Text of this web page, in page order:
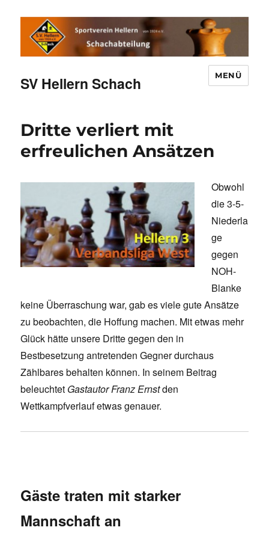
SV Hellern Schach MENÜ
Dritte verliert mit
erfreulichen Ansätzen
Obwohl
die 3-5-
Niederla
ge
gegen
NOH-
Blanke
keine Überraschung war, gab es viele gute Ansätze
zu beobachten, die Hoffung machen. Mit etwas mehr
Glück hätte unsere Dritte gegen den in
Bestbesetzung antretenden Gegner durchaus
Zählbares behalten können. In seinem Beitrag
beleuchtet Gastautor Franz Ernstden
Wettkampfverlauf etwas genauer.
Gäste traten mit starker
Mannschaft an